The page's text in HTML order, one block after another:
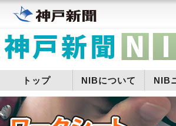
トップ NIBについて NIB